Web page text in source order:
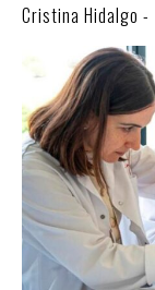
Cristina Hidalgo -